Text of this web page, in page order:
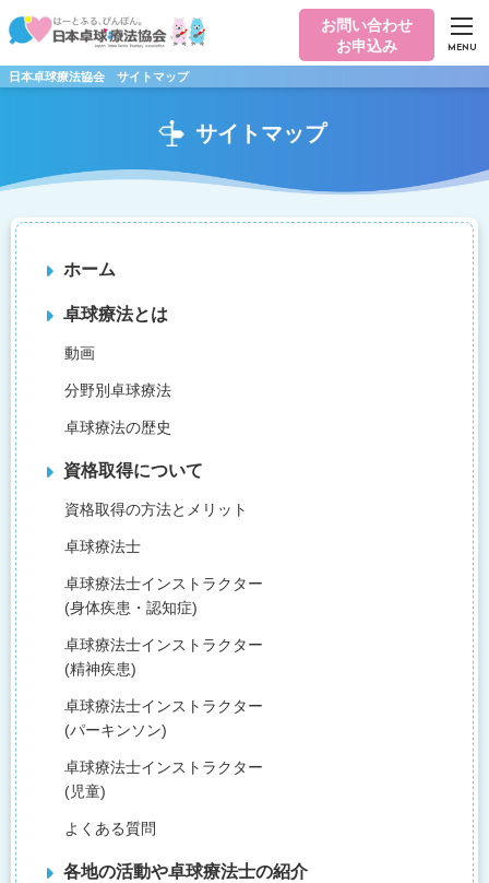
日本卓球療法協会 サイトマップ
お問い合わせ
お申込み
MENU
サイトマップ
ホーム
卓球療法とは
動画
分野別卓球療法
卓球療法の歴史
資格取得について
資格取得の方法とメリット
卓球療法士
卓球療法士インストラクター
(身体疾患・認知症)
卓球療法士インストラクター
(精神疾患)
卓球療法士インストラクター
(パーキンソン)
卓球療法士インストラクター
(児童)
よくある質問
各地の活動や卓球療法士の紹介